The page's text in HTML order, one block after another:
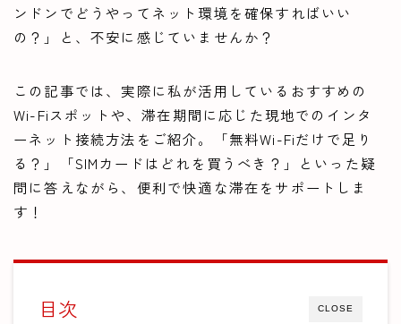
ンドンでどうやってネット環境を確保すればいい
の？」と、不安に感じていませんか？
この記事では、実際に私が活用しているおすすめの
Wi-Fiスポットや、滞在期間に応じた現地でのインタ
ーネット接続方法をご紹介。「無料Wi-Fiだけで足り
る？」「SIMカードはどれを買うべき？」といった疑
問に答えながら、便利で快適な滞在をサポートしま
す！
CLOSE
目次